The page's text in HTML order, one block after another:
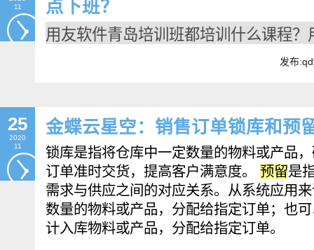
11
点下班？
用友软件青岛培训班都培训什么课程
发布
25
2020
11
金蝶云星空：销售订单锁库和预
锁库是指将仓库中一定数量的物料或产品
订单准时交货，提高客户满意度。 预留是
需求与供应之间的对应关系。从系统应用
数量的物料或产品，分配给指定订单；也
计入库物料或产品，分配给指定订单。